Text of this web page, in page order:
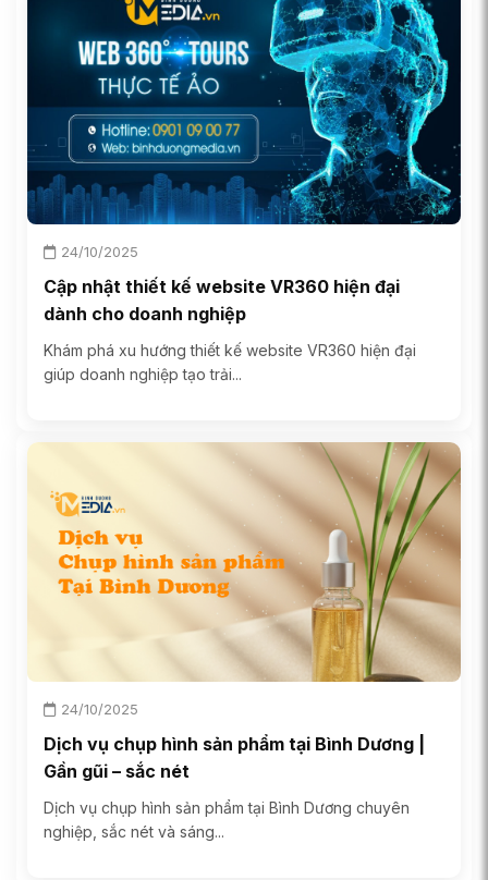
24/10/2025
Cập nhật thiết kế website VR360 hiện đại
dành cho doanh nghiệp
Khám phá xu hướng thiết kế website VR360 hiện đại
giúp doanh nghiệp tạo trải...
24/10/2025
Dịch vụ chụp hình sản phẩm tại Bình Dương |
Gần gũi – sắc nét
Dịch vụ chụp hình sản phẩm tại Bình Dương chuyên
nghiệp, sắc nét và sáng...